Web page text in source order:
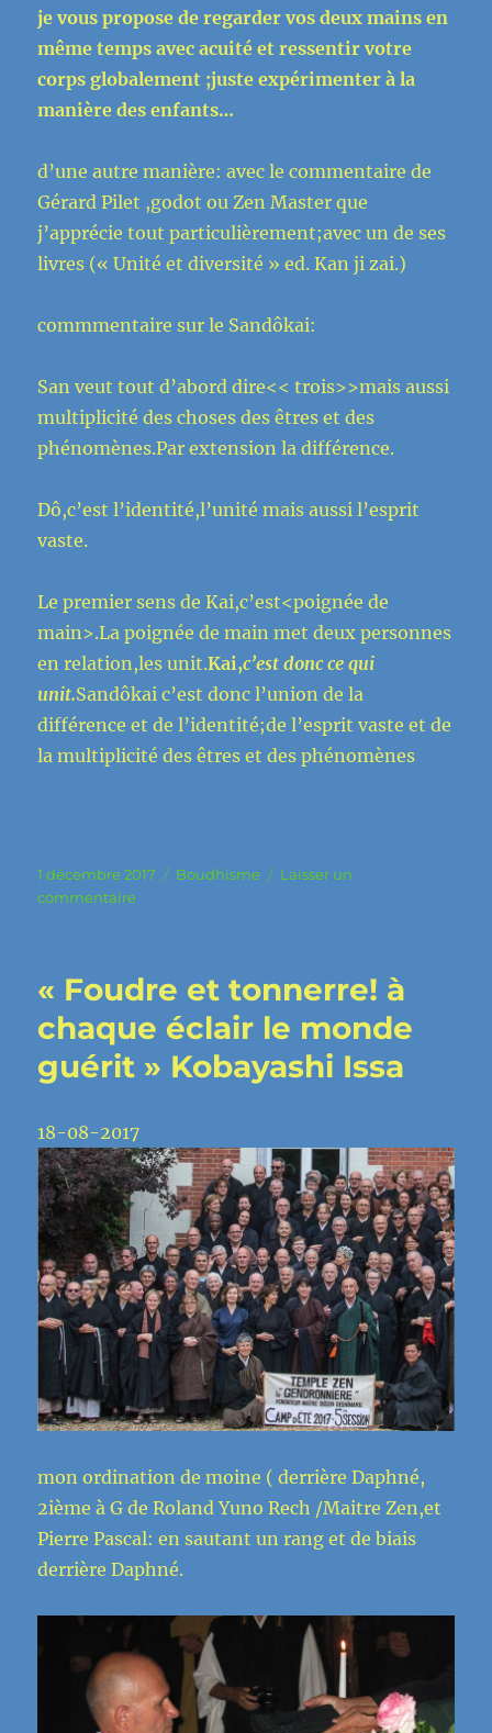
je vous propose de regarder vos deux mains en
même temps avec acuité et ressentir votre
corps globalement ;juste expérimenter à la
manière des enfants…
d’une autre manière: avec le commentaire de
Gérard Pilet ,godot ou Zen Master que
j’apprécie tout particulièrement;avec un de ses
livres (« Unité et diversité » ed. Kan ji zai.)
commmentaire sur le Sandôkai:
San veut tout d’abord dire<< trois>>mais aussi
multiplicité des choses des êtres et des
phénomènes.Par extension la différence.
Dô,c’est l’identité,l’unité mais aussi l’esprit
vaste.
Le premier sens de Kai,c’est<poignée de
main>.La poignée de main met deux personnes
en relation,les unit.Kai,c’est donc ce qui
unit.Sandôkai c’est donc l’union de la
différence et de l’identité;de l’esprit vaste et de
la multiplicité des êtres et des phénomènes
Publié
le
1 décembre 2017 Catégories
Boudhisme
Laisser un
commentairesur
différents »
reliés.
« Foudre et tonnerre! à
chaque éclair le monde
guérit » Kobayashi Issa
18-08-2017
mon ordination de moine ( derrière Daphné,
2ième à G de Roland Yuno Rech /Maitre Zen,et
Pierre Pascal: en sautant un rang et de biais
derrière Daphné.